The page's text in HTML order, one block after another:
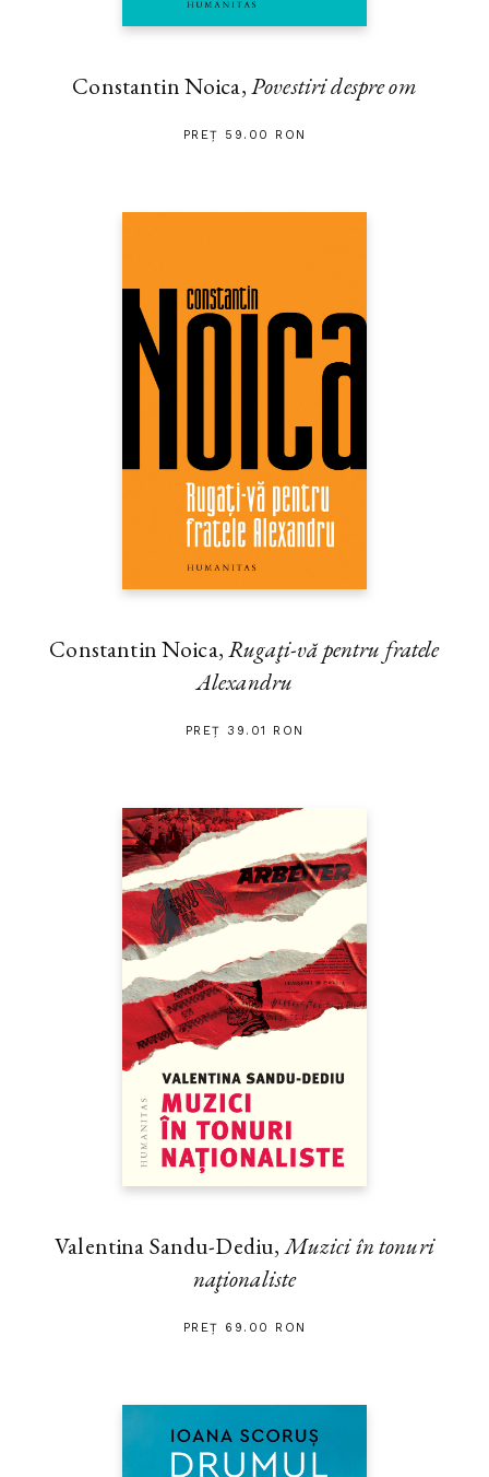
Constantin Noica,Povestiri despre om
PREȚ 59.00 RON
Constantin Noica,Rugaţi-vă pentru fratele
Alexandru
PREȚ 39.01 RON
Valentina Sandu-Dediu,Muzici în tonuri
naţionaliste
PREȚ 69.00 RON